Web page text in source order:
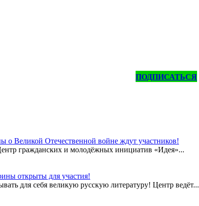
ПОДПИСАТЬСЯ
о Великой Отечественной войне ждут участников!
гражданских и молодёжных инициатив «Идея»...
открыты для участия!
для себя великую русскую литературу! Центр ведёт...